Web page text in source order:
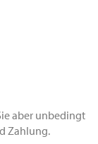
aber unbedingt
Zahlung.